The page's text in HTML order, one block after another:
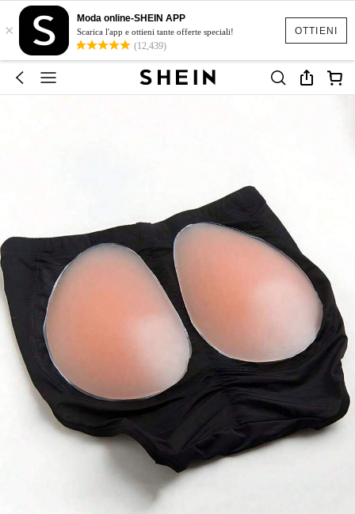
OTTIENI
×
Moda online-SHEIN APP
Scarica l'app e ottieni tante offerte speciali!
(12,439)